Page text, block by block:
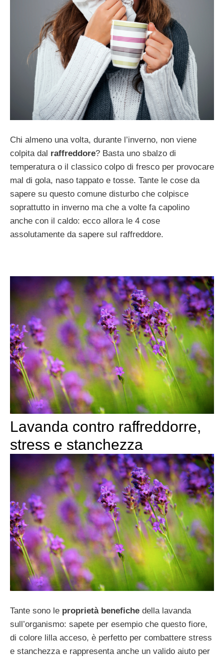
Chi almeno una volta, durante l’inverno, non viene
colpita dal raffreddore? Basta uno sbalzo di
temperatura o il classico colpo di fresco per provocare
mal di gola, naso tappato e tosse. Tante le cose da
sapere su questo comune disturbo che colpisce
soprattutto in inverno ma che a volte fa capolino
anche con il caldo: ecco allora le 4 cose
assolutamente da sapere sul raffreddore.
Lavanda contro raffreddorre,
stress e stanchezza
Tante sono le proprietà benefiche della lavanda
sull’organismo: sapete per esempio che questo fiore,
di colore lilla acceso, è perfetto per combattere stress
e stanchezza e rappresenta anche un valido aiuto per